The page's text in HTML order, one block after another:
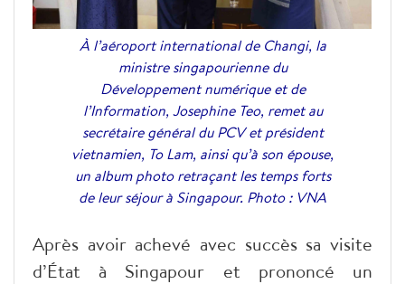
À l’aéroport international de Changi, la
ministre singapourienne du
Développement numérique et de
l’Information, Josephine Teo, remet au
secrétaire général du PCV et président
vietnamien, To Lam, ainsi qu’à son épouse,
un album photo retraçant les temps forts
de leur séjour à Singapour. Photo : VNA
Après avoir achevé avec succès sa visite
d’État à Singapour et prononcé un